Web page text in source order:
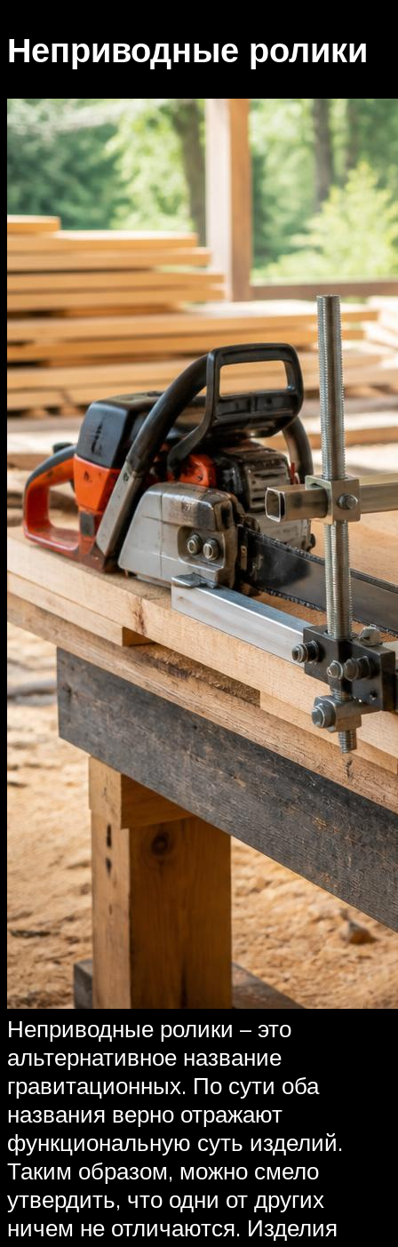
Неприводные ролики
Неприводные ролики – это
альтернативное название
гравитационных. По сути оба
названия верно отражают
функциональную суть изделий.
Таким образом, можно смело
утвердить, что одни от других
ничем не отличаются. Изделия